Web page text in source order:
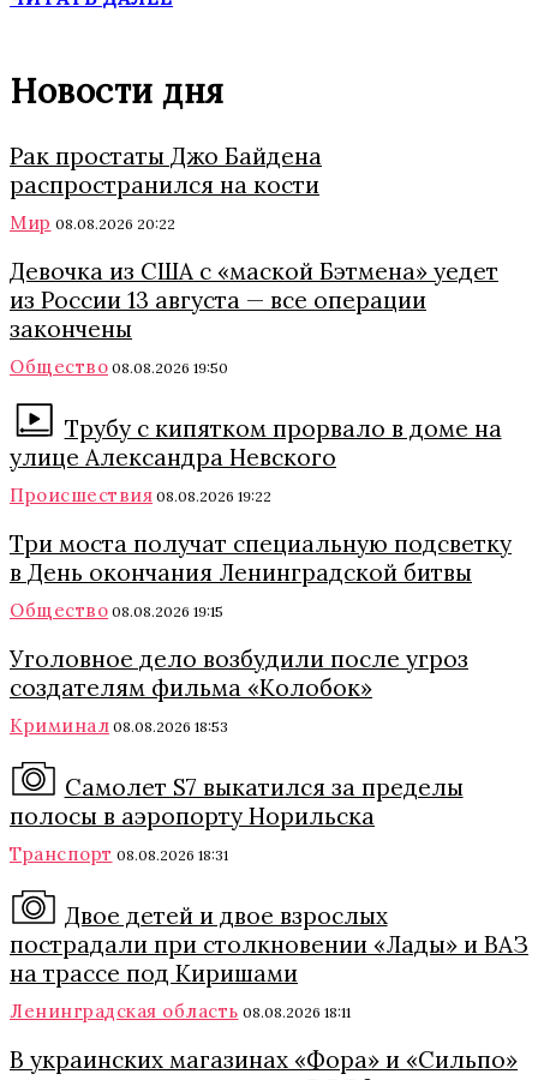
Новости дня
Рак простаты Джо Байдена
распространился на кости
Мир 08.08.2026 20:22
Девочка из США с «маской Бэтмена» уедет
из России 13 августа — все операции
закончены
Общество 08.08.2026 19:50
Трубу с кипятком прорвало в доме на
улице Александра Невского
Происшествия 08.08.2026 19:22
Три моста получат специальную подсветку
в День окончания Ленинградской битвы
Общество 08.08.2026 19:15
Уголовное дело возбудили после угроз
создателям фильма «Колобок»
Криминал 08.08.2026 18:53
Самолет S7 выкатился за пределы
полосы в аэропорту Норильска
Транспорт 08.08.2026 18:31
Двое детей и двое взрослых
пострадали при столкновении «Лады» и ВАЗ
на трассе под Киришами
Ленинградская область 08.08.2026 18:11
В украинских магазинах «Фора» и «Сильпо»